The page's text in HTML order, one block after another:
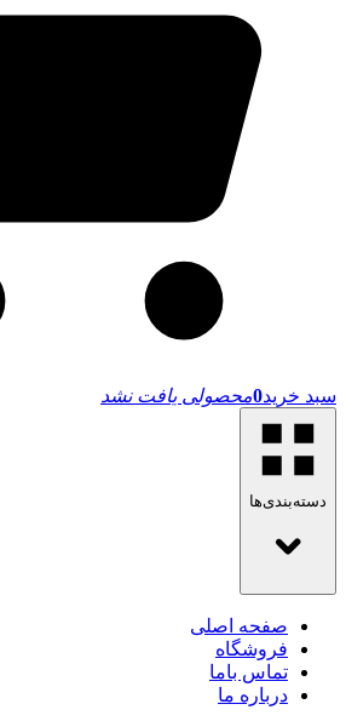
سبد خرید0محصولی یافت نشد
دسته‌بندی‌ها
صفحه اصلی
فروشگاه
تماس باما
درباره ما